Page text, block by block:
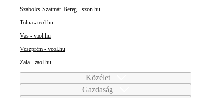
Szabolcs-Szatmár-Bereg - szon.hu
Tolna - teol.hu
Vas - vaol.hu
Veszprém - veol.hu
Zala - zaol.hu
Közélet
Gazdaság